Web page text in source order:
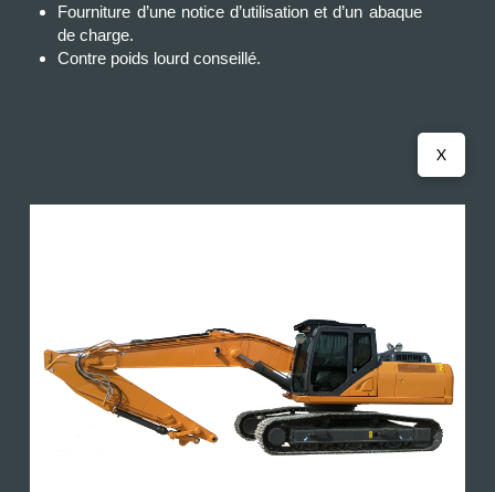
Fourniture d’une notice d’utilisation et d’un abaque
de charge.
Contre poids lourd conseillé.
X